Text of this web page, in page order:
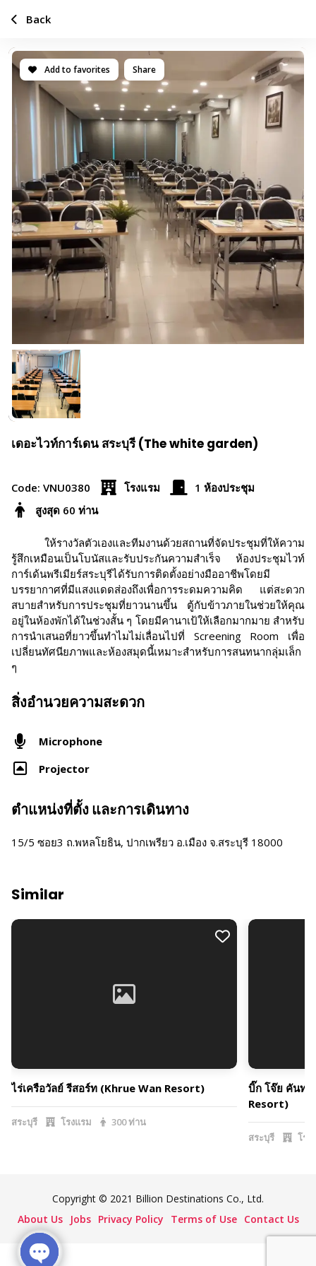
Add to favorites Share
เดอะไวท์การ์เดน สระบุรี (The white garden)
Code: VNU0380 โรงแรม
1 ห้องประชุม
สูงสุด 60 ท่าน
ให้รางวัลตัวเองและทีมงานด้วยสถานที่จัดประชุมที่ให้ความ
รู้สึกเหมือนเป็นโบนัสและรับประกันความสำเร็จ ห้องประชุมไวท์
การ์เด้นพรีเมียร์สระบุรีได้รับการติดตั้งอย่างมืออาชีพโดยมี
บรรยากาศที่มีแสงแดดส่องถึงเพื่อการระดมความคิด แต่สะดวก
สบายสำหรับการประชุมที่ยาวนานขึ้น ตู้กับข้าวภายในช่วยให้คุณ
อยู่ในห้องพักได้ในช่วงสั้น ๆ โดยมีคานาเป้ให้เลือกมากมาย สำหรับ
การนำเสนอที่ยาวขึ้นทำไมไม่เลื่อนไปที่ Screening Room เพื่อ
เปลี่ยนทัศนียภาพและห้องสมุดนี้เหมาะสำหรับการสนทนากลุ่มเล็ก
ๆ
สิ่งอำนวยความสะดวก
Microphone
Projector
ตำแหน่งที่ตั้ง และการเดินทาง
15/5 ซอย3 ถ.พหลโยธิน, ปากเพรียว อ.เมือง จ.สระบุรี 18000
Back
Similar
ไร่เครือวัลย์ รีสอร์ท (Khrue Wan Resort)
สระบุรี โรงแรม 300 ท่าน
บิ๊ก โจ๊ย คันท
Resort)
สระบุรี โรง
Copyright © 2021 Billion Destinations Co., Ltd.
About Us
Jobs Privacy Policy Terms of Use Contact Us